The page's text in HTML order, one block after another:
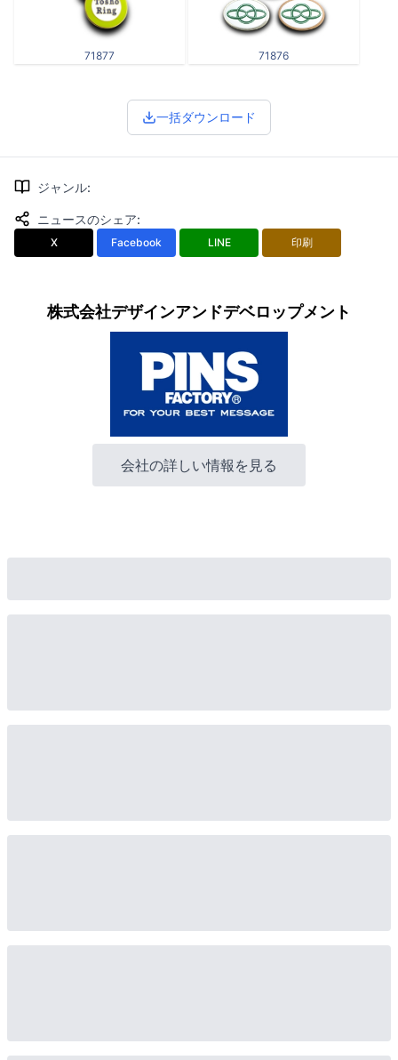
71877 71876
一括ダウンロード
ジャンル:
ニュースのシェア:
X Facebook LINE 印刷
株式会社デザインアンドデベロップメント
会社の詳しい情報を見る